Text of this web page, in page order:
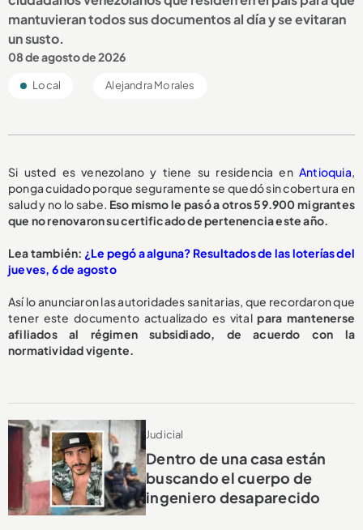
mantuvieran todos sus documentos al día y se evitaran
un susto.
08 de agosto de 2026
Local Alejandra Morales
Si usted es venezolano y tiene su residencia en Antioquia,
ponga cuidado porque seguramente se quedó sin cobertura en
salud y no lo sabe. Eso mismo le pasó a otros 59.900 migrantes
que no renovaron su certificado de pertenencia este año.
Lea también: ¿Le pegó a alguna? Resultados de las loterías del
jueves, 6 de agosto
Así lo anunciaron las autoridades sanitarias, que recordaron que
tener este documento actualizado es vitalpara mantenerse
afiliados al régimen subsidiado, de acuerdo con la
normatividad vigente.
Judicial
Dentro de una casa están
buscando el cuerpo de
ingeniero desaparecido